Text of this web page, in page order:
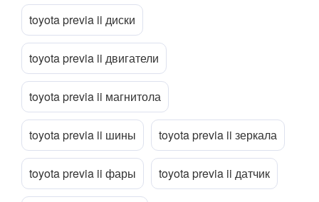
Previa II (XR30, XR40)
Previa III (XR50)
Prius I (NHW11)
Prius II (NHW20)
Prius c (NHP10)
Prius III (ZVW30)
Prius+ (ZVW40)
toyota previa ii диски
toyota previa ii двигатели
toyota previa ii магнитола
toyota previa ii шины toyota previa ii зеркала
toyota previa ii фары toyota previa ii датчик